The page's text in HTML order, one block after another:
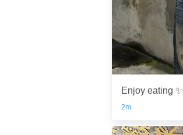
Enjoy eating ✨
2m